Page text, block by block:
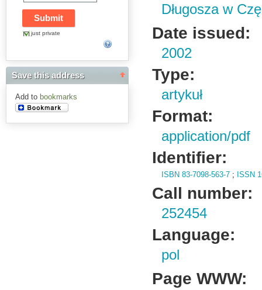
just private
Save this address
Add to bookmarks
Długosza w
Date issued:
2002
Type:
artykuł
Format:
application/pdf
Identifier:
ISBN 83-7098-563-7 ; ISSN
Call number:
252454
Language:
pol
Page WWW: